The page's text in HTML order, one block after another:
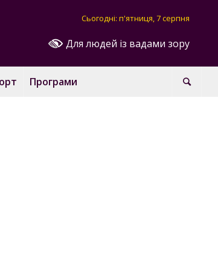
Для людей із вадами зору
Сьогодні: п'ятниця, 7 серпня
Програми